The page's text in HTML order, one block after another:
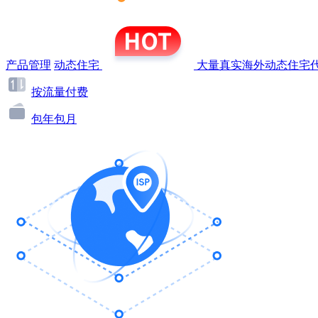
产品管理 动态住宅 大量真实海外动态住宅
按流量付费
包年包月